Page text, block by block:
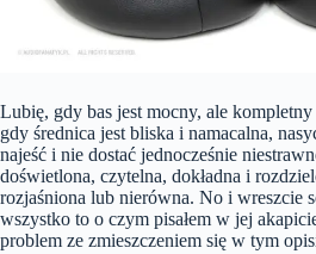
Lubię, gdy bas jest mocny, ale
gdy średnica jest bliska i namacalna,
najeść i nie dostać jednocześnie
doświetlona, czytelna, dokładna i
rozjaśniona lub nierówna. No i wreszcie
wszystko to o czym pisałem w jej
problem ze zmieszczeniem się w tym